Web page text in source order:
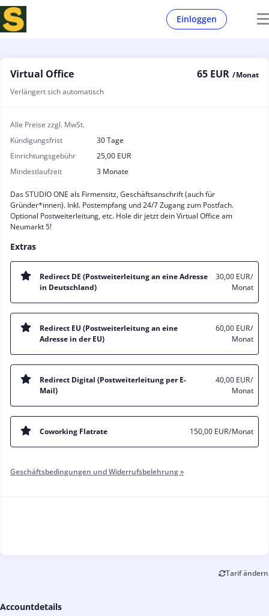
Einloggen
Virtual Office 65 EUR / Monat
Verlängert sich automatisch
Alle Preise zzgl. MwSt.
Kündigungsfrist
30 Tage
Einrichtungsgebühr
25,00 EUR
Mindestlaufzeit
3 Monate
Das STUDIO ONE als Firmensitz, Geschäftsanschrift (auch für
Gründer*innen). Inkl. Postempfang und 24/7 Zugang zum Postfach.
Optional Postweiterleitung, etc. Hole dir jetzt dein Virtual Office am
Neumarkt 5!
Extras
Redirect DE (Postweiterleitung an eine Adresse
in Deutschland)
30,00 EUR/
Monat
Redirect EU (Postweiterleitung an eine
Adresse in der EU)
60,00 EUR/
Monat
Redirect Digital (Postweiterleitung per E-
Mail)
40,00 EUR/
Monat
Coworking Flatrate 150,00 EUR/ Monat
Geschäftsbedingungen und Widerrufsbelehrung »
Tarif ändern
Accountdetails